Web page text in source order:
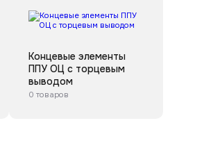
Концевые элементы
ППУ ОЦ с торцевым
выводом
0 товаров